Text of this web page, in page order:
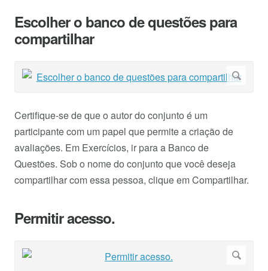
Escolher o banco de questões para
compartilhar
Certifique-se de que o autor do conjunto é um
participante com um papel que permite a criação de
avaliações. Em Exercícios, ir para a Banco de
Questões. Sob o nome do conjunto que você deseja
compartilhar com essa pessoa, clique em Compartilhar.
Permitir acesso.